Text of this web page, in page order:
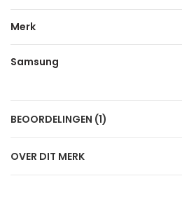
Merk
Samsung
BEOORDELINGEN (1)
OVER DIT MERK